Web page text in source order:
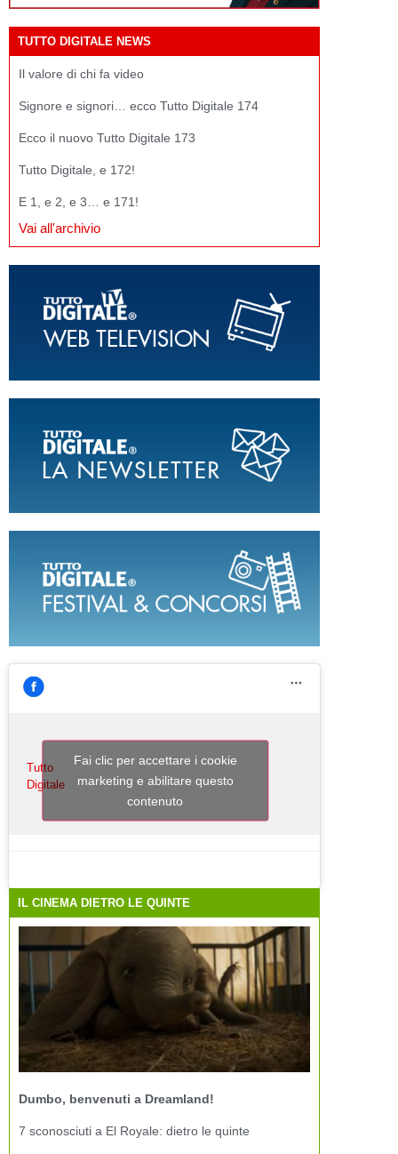
TUTTO DIGITALE NEWS
Il valore di chi fa video
Signore e signori… ecco Tutto Digitale 174
Ecco il nuovo Tutto Digitale 173
Tutto Digitale, e 172!
E 1, e 2, e 3… e 171!
Vai all'archivio
Tutto
Digitale
Fai clic per accettare i cookie
marketing e abilitare questo
contenuto
IL CINEMA DIETRO LE QUINTE
Dumbo, benvenuti a Dreamland!
7 sconosciuti a El Royale: dietro le quinte